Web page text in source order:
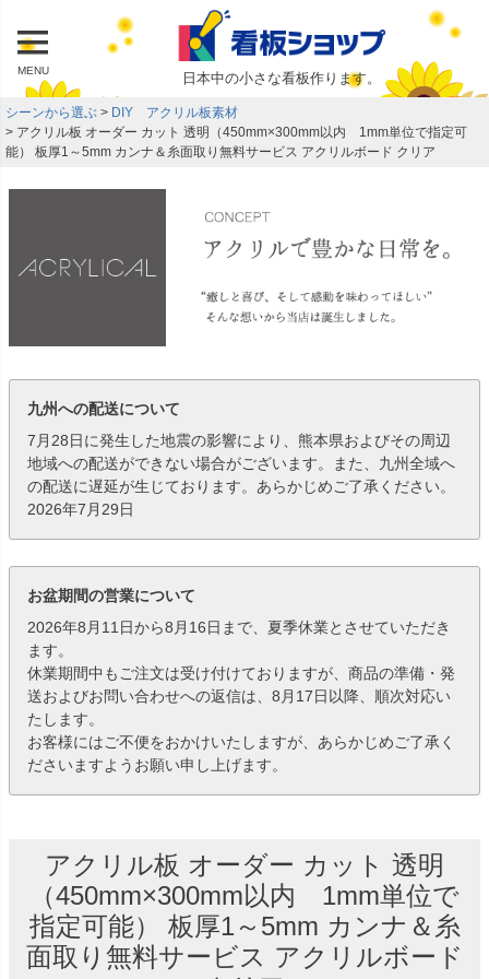
MENU 日本中の小さな看板作ります。
シーンから選ぶ
DIY アクリル板素材
アクリル板 オーダー カット 透明（450mm×300mm以内 1mm単位で指定可
能） 板厚1～5mm カンナ＆糸面取り無料サービス アクリルボード クリア
九州への配送について
7月28日に発生した地震の影響により、熊本県およびその周辺
地域への配送ができない場合がございます。また、九州全域へ
の配送に遅延が生じております。あらかじめご了承ください。
2026年7月29日
お盆期間の営業について
2026年8月11日から8月16日まで、夏季休業とさせていただき
ます。
休業期間中もご注文は受け付けておりますが、商品の準備・発
送およびお問い合わせへの返信は、8月17日以降、順次対応い
たします。
お客様にはご不便をおかけいたしますが、あらかじめご了承く
ださいますようお願い申し上げます。
アクリル板 オーダー カット 透明
（450mm×300mm以内 1mm単位で
指定可能） 板厚1～5mm カンナ＆糸
面取り無料サービス アクリルボード